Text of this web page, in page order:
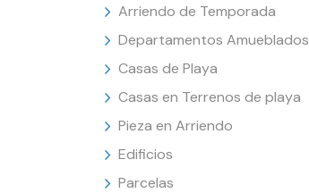
Arriendo de Temporada
Departamentos Amueblados
Casas de Playa
Casas en Terrenos de playa
Pieza en Arriendo
Edificios
Parcelas